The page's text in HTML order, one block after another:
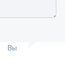
Вы